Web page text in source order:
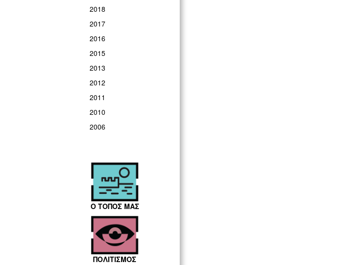
2018
2017
2016
2015
2013
2012
2011
2010
2006
Ο ΤΟΠΟΣ ΜΑΣ
ΠΟΛΙΤΙΣΜΟΣ